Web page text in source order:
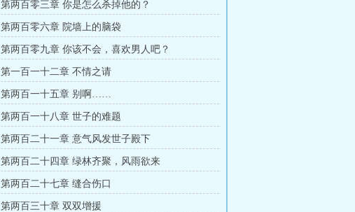
第两百零三章 你是怎么杀掉他的？
第两百零六章 院墙上的脑袋
第两百零九章 你该不会，喜欢男人吧？
第一百一十二章 不情之请
第两百一十五章 别啊……
第两百一十八章 世子的难题
第两百二十一章 意气风发世子殿下
第两百二十四章 绿林齐聚，风雨欲来
第两百二十七章 缝合伤口
第两百三十章 双双增援